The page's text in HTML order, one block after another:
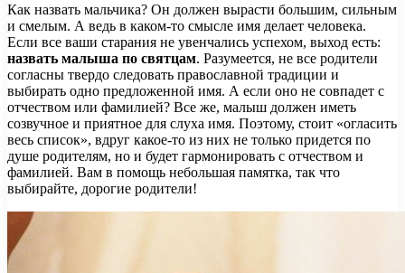
Как назвать мальчика? Он должен вырасти большим, сильным
и смелым. А ведь в каком-то смысле имя делает человека.
Если все ваши старания не увенчались успехом, выход есть:
назвать малыша по святцам. Разумеется, не все родители
согласны твердо следовать православной традиции и
выбирать одно предложенной имя. А если оно не совпадет с
отчеством или фамилией? Все же, малыш должен иметь
созвучное и приятное для слуха имя. Поэтому, стоит «огласить
весь список», вдруг какое-то из них не только придется по
душе родителям, но и будет гармонировать с отчеством и
фамилией. Вам в помощь небольшая памятка, так что
выбирайте, дорогие родители!